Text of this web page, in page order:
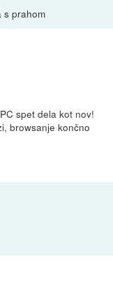
s prahom
spet dela kot nov!
browsanje končno